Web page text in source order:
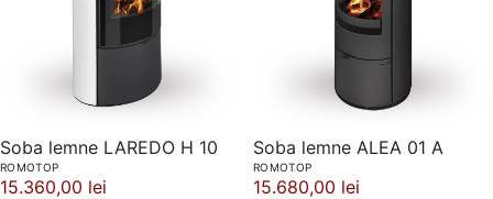
Soba lemne LAREDO H 10
ROMOTOP
15.360,00 lei
Soba lemne ALEA 01 A
ROMOTOP
15.680,00 lei